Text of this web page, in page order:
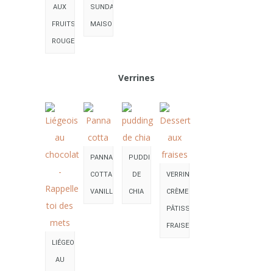
AUX
FRUITS
ROUGES
SUNDAE
MAISON
Verrines
LIÉGEOIS
AU
PANNA
COTTA
VANILLE
PUDDING
DE
CHIA
VERRINE
CRÈME
PÂTISSIÈRE
FRAISES